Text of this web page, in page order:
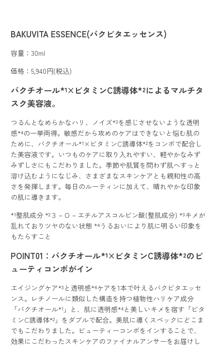
BAKUVITA ESSENCE(バクビタエッセンス)
容量：30ml
価格：5,940円(税込)
バクチオール*¹×ビタミンC誘導体*²によるマルチタ
スク美容液。
つるんとなめらかなハリ、ノイズ*³を感じさせないような透明
感*⁴の一挙両得。敏感だから攻めのケアはできないと悩む肌の
ために、バクチオール*¹×ビタミンC誘導体*²をコンボで配合し
た美容液です。いつものケアに取り入れやすい、軽やかなみず
みずしさにもこだわりました。季節や肌質を問わず肌へすっと
溶け込むようになじみ、さまざまなスキンケアとも親和性の高
さを発揮します。毎日のルーティンに加えて、晴れやかな印象
の肌に導きます。
*¹整肌成分 *²３－Ｏ－エチルアスコルビン酸(整肌成分) *³キメが
乱れておりツヤのない状態 *⁴うるおいにより肌に明るい印象を
もたらすこと
POINT01：バクチオール*¹×ビタミンC誘導体*²のビ
ューティコンボがイン
エイジングケア*³と透明感*⁴ケアを1本で叶えるバクビタエッセ
ンス。レチノールに類似した構造を持つ植物性ハリケア成分
「バクチオール*¹」と、肌に透明感*⁴と美しいキメを宿す「ビタ
ミンC誘導体*²」をダブルで配合。美肌に導くスペックにどこま
でもこだわりました。ビューティーコンボをインすることで、
効果にこだわったスキンケアのファイナルアンサーをお届けし